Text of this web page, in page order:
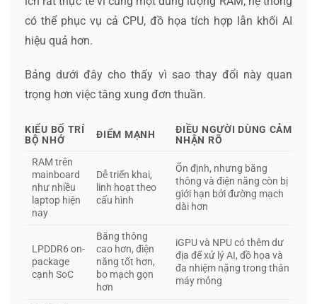
có thể phục vụ cả CPU, đồ họa tích hợp lẫn khối AI
hiệu quả hơn.
Bảng dưới đây cho thấy vì sao thay đổi này quan
trọng hơn việc tăng xung đơn thuần.
KIỂU BỐ TRÍ
BỘ NHỚ
ĐIỂM MẠNH
ĐIỀU NGƯỜI DÙNG CẢM
NHẬN RÕ
RAM trên
mainboard
như nhiều
laptop hiện
nay
Dễ triển khai,
linh hoạt theo
cấu hình
Ổn định, nhưng băng
thông và điện năng còn bị
giới hạn bởi đường mạch
dài hơn
LPDDR6 on-
package
cạnh SoC
Băng thông
cao hơn, điện
năng tốt hơn,
bo mạch gọn
hơn
iGPU và NPU có thêm dư
địa để xử lý AI, đồ họa và
đa nhiệm nặng trong thân
máy mỏng